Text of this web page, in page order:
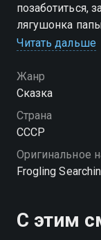
позаботиться,
лягушонка
нет, то нужно
Читать дальше
Жанр
Сказка
Страна
СССР
Оригинальное
Frogling
С этим